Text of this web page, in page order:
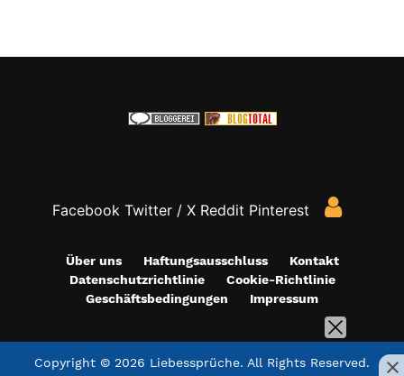
Facebook Twitter / X Reddit Pinterest
Über uns Haftungsausschluss
Kontakt
Datenschutzrichtlinie
Cookie-Richtlinie
Geschäftsbedingungen
Impressum
Copyright © 2026 Liebessprüche. All Rights Reserved.